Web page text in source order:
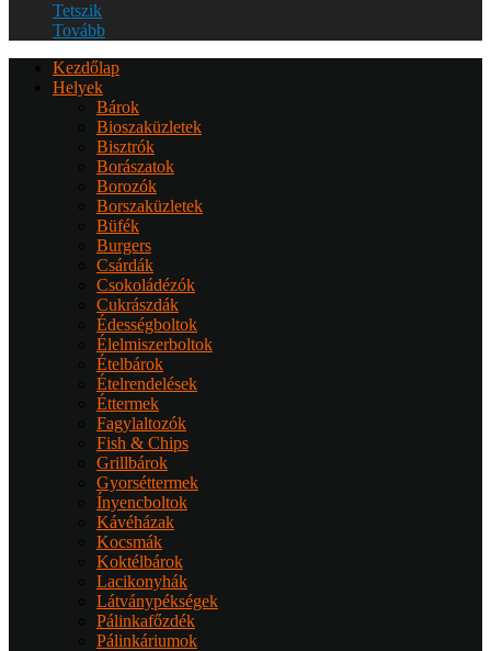
Tetszik
Tovább
Kezdőlap
Helyek
Bárok
Bioszaküzletek
Bisztrók
Borászatok
Borozók
Borszaküzletek
Büfék
Burgers
Csárdák
Csokoládézók
Cukrászdák
Édességboltok
Élelmiszerboltok
Ételbárok
Ételrendelések
Éttermek
Fagylaltozók
Fish & Chips
Grillbárok
Gyorséttermek
Ínyencboltok
Kávéházak
Kocsmák
Koktélbárok
Lacikonyhák
Látványpékségek
Pálinkafőzdék
Pálinkáriumok